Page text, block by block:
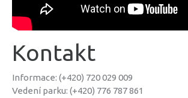
Kontakt
Informace: (+420) 720 029 009
Vedení parku: (+420) 776 787 861